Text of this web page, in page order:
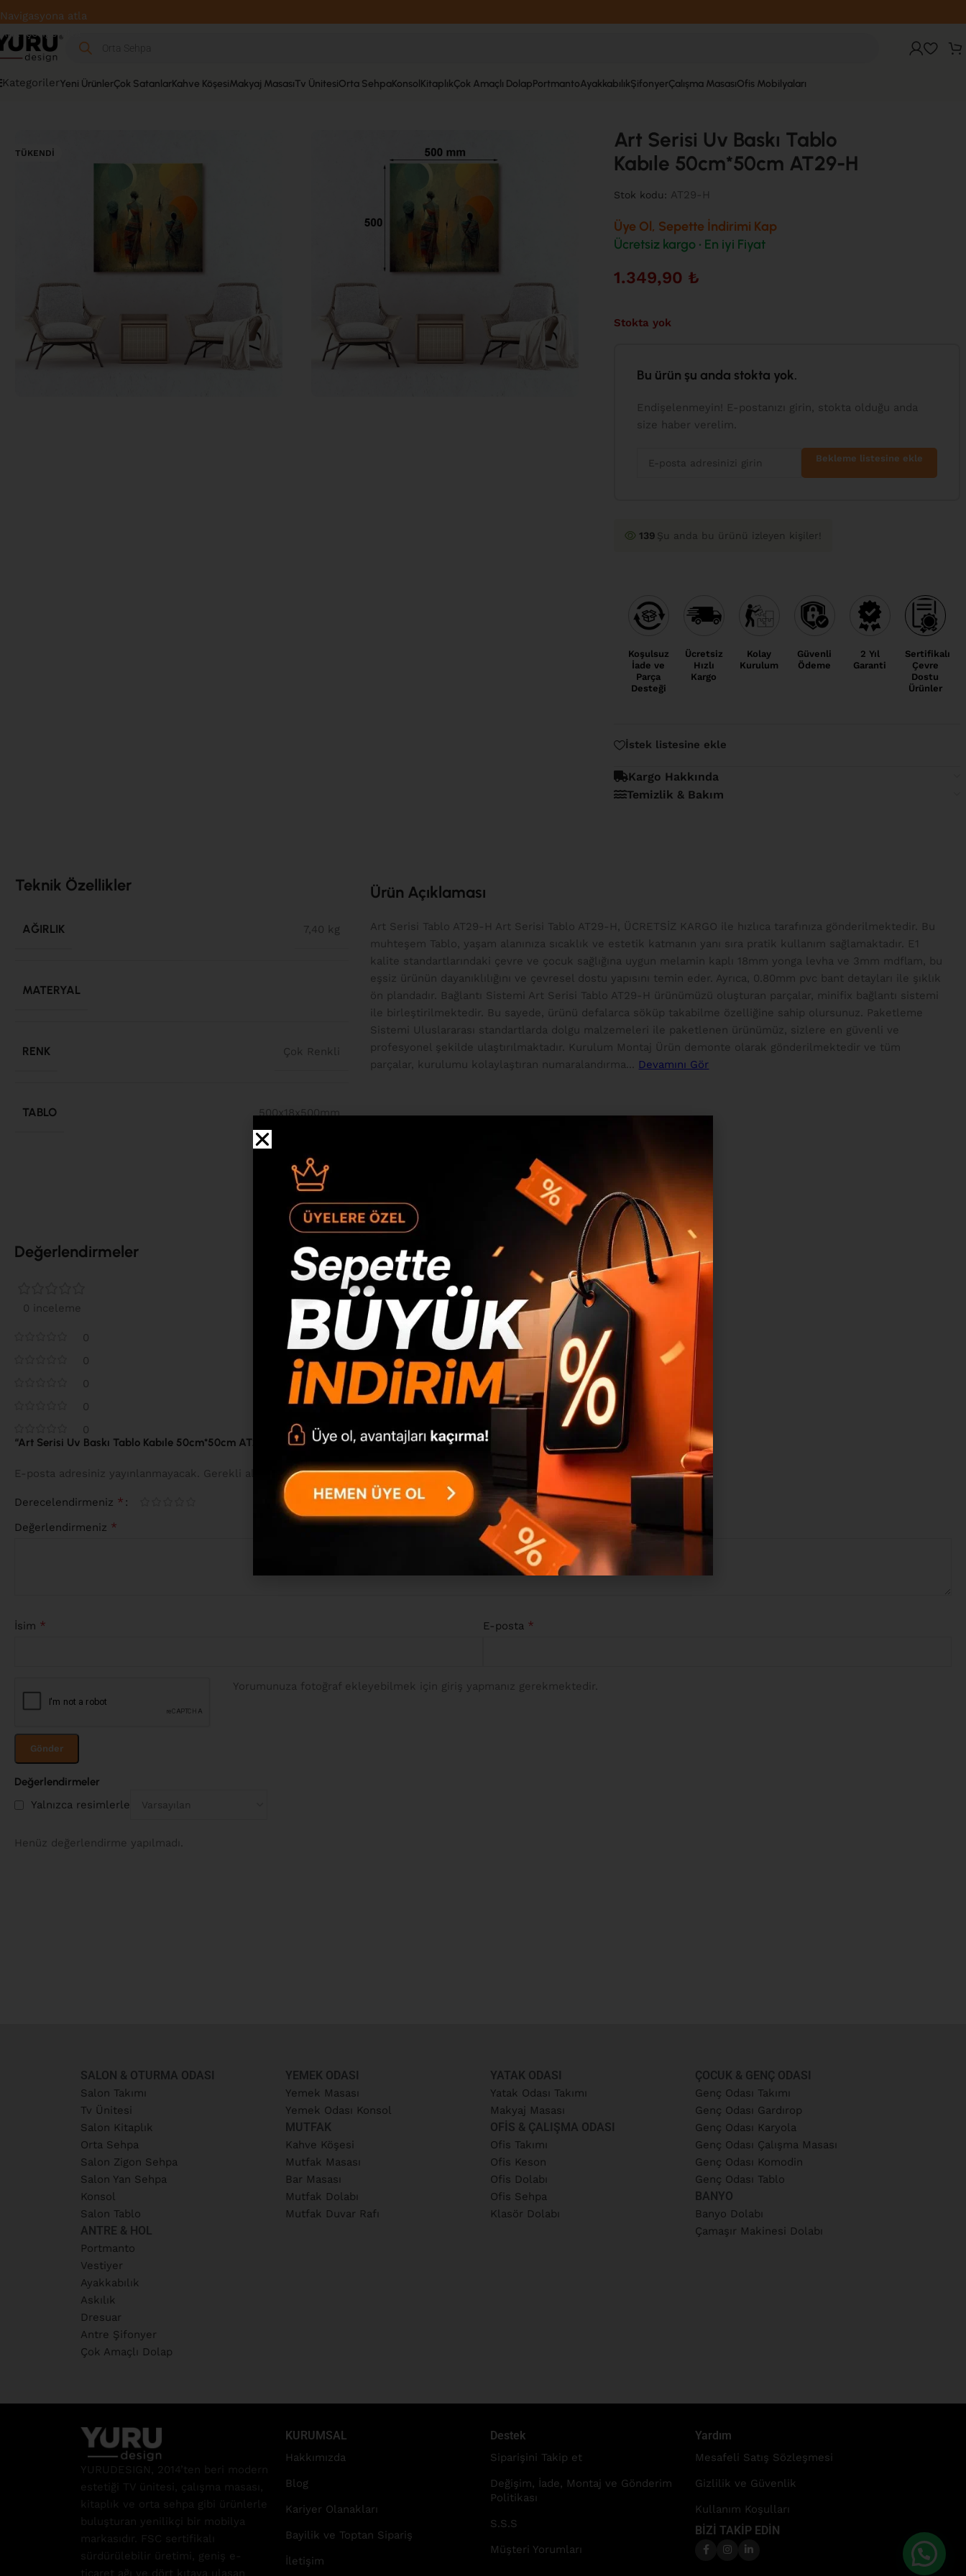
Navigasyona atla
Ana içeriğe atla
Kargo
KategorilerYeni ÜrünlerÇok SatanlarKahve KöşesiMakyaj MasasıTv ÜnitesiOrta SehpaKonsol KitaplıkÇok Amaçlı DolapPortmantoAyakkabılıkŞifonyerÇalışma MasasıOfis Mobilyaları
TÜKENDI
Art Serisi Uv Baskı Tablo
Kabıle 50cm*50cm AT29-H
Stok kodu: AT29-H
Üye Ol, Sepette İndirimi Kap
Ücretsiz kargo • En iyi Fiyat
1.349,90 ₺
Stokta yok
Bu ürün şu anda stokta yok.
Endişelenmeyin! E-postanızı girin, stokta olduğu anda
size haber verelim.
Bekleme listesine ekle
139 Şu anda bu ürünü izleyen kişiler!
Koşulsuz
İade ve
Parça
Desteği
Ücretsiz
Hızlı
Kargo
Kolay
Kurulum
Güvenli
Ödeme
2 Yıl
Garanti
Sertifikalı
Çevre
Dostu
Ürünler
İstek listesine ekle
Kargo Hakkında
Temizlik & Bakım
Teknik Özellikler
AĞIRLIK 7,40 kg
MATERYAL
RENK Çok Renkli
TABLO 500x18x500mm
Ürün Açıklaması
Art Serisi Tablo AT29-H Art Serisi Tablo AT29-H, ÜCRETSİZ KARGO ile hızlıca tarafınıza gönderilmektedir. Bu
muhteşem Tablo, yaşam alanınıza sıcaklık ve estetik katmanın yanı sıra pratik kullanım sağlamaktadır. E1
kalite standartlarındaki çevre ve çocuk sağlığına uygun melamin kaplı 18mm yonga levha ve 3mm mdflam, bu
eşsiz ürünün dayanıklılığını ve çevresel dostu yapısını temin eder. Ayrıca, 0.80mm pvc bant detayları ile şıklık
ön plandadır. Bağlantı Sistemi Art Serisi Tablo AT29-H ürünümüzü oluşturan parçalar, minifix bağlantı sistemi
ile birleştirilmektedir. Bu sayede, ürünü defalarca söküp takabilme özelliğine sahip olursunuz. Paketleme
Sistemi Uluslararası standartlarda dolgu malzemeleri ile paketlenen ürünümüz, sizlere en güvenli ve
profesyonel şekilde ulaştırılmaktadır. Kurulum Montaj Ürün demonte olarak gönderilmektedir ve tüm
parçalar, kurulumu kolaylaştıran numaralandırma... Devamını Gör
Değerlendirmeler
0 inceleme
0
0
0
0
0
Değerlendirmeler
Yalnızca resimlerle
Henüz değerlendirme yapılmadı.
“Art Serisi Uv Baskı Tablo Kabıle 50cm*50cm AT29-H” için yorum yapan ilk kişi siz olun
E-posta adresiniz yayınlanmayacak. Gerekli alanlar *ile işaretlenmişlerdir
Derecelendirmeniz *
Değerlendirmeniz *
İsim * E-posta *
Yorumunuza fotoğraf ekleyebilmek için giriş yapmanız gerekmektedir.
SALON & OTURMA ODASI
Salon Takımı
Tv Ünitesi
Salon Kitaplık
Orta Sehpa
Salon Zigon Sehpa
Salon Yan Sehpa
Konsol
Salon Tablo
ANTRE & HOL
Portmanto
Vestiyer
Ayakkabılık
Askılık
Dresuar
Antre Şifonyer
Çok Amaçlı Dolap
YEMEK ODASI
Yemek Masası
Yemek Odası Konsol
MUTFAK
Kahve Köşesi
Mutfak Masası
Bar Masası
Mutfak Dolabı
Mutfak Duvar Rafı
YATAK ODASI
Yatak Odası Takımı
Makyaj Masası
OFIS & ÇALIŞMA ODASI
Ofis Takımı
Ofis Keson
Ofis Dolabı
Ofis Sehpa
Klasör Dolabı
ÇOCUK & GENÇ ODASI
Genç Odası Takımı
Genç Odası Gardırop
Genç Odası Karyola
Genç Odası Çalışma Masası
Genç Odası Komodin
Genç Odası Tablo
BANYO
Banyo Dolabı
Çamaşır Makinesi Dolabı
YURUDESIGN, 2014’ten beri modern
estetiği TV ünitesi, çalışma masası,
kitaplık ve orta sehpa gibi ürünlerle
buluşturan yenilikçi bir mobilya
markasıdır. FSC sertifikalı
sürdürülebilir üretimi, geniş e-
KURUMSAL
Hakkımızda
Blog
Kariyer Olanakları
Bayilik ve Toptan Sipariş
İletişim
Destek
Siparişini Takip et
Değişim, İade, Montaj ve Gönderim
Politikası
S.S.S
Müşteri Yorumları
Yardım
Mesafeli Satış Sözleşmesi
Gizlilik ve Güvenlik
Kullanım Koşulları
BİZİ TAKİP EDİN